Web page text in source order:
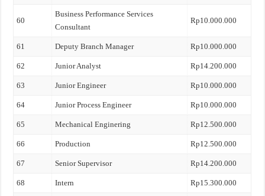
60
Business Performance Services
Consultant
Rp10.000.000
61 Deputy Branch Manager Rp10.000.000
62 Junior Analyst Rp14.200.000
63 Junior Engineer Rp10.000.000
64 Junior Process Engineer Rp10.000.000
65 Mechanical Enginering Rp12.500.000
66 Production Rp12.500.000
67 Senior Supervisor Rp14.200.000
68 Intern Rp15.300.000